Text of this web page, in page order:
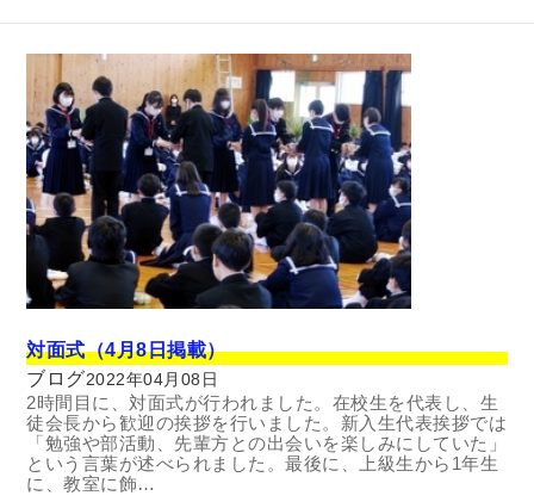
対面式（4月8日掲載）
ブログ2022年04月08日
2時間目に、対面式が行われました。在校生を代表し、生
徒会長から歓迎の挨拶を行いました。新入生代表挨拶では
「勉強や部活動、先輩方との出会いを楽しみにしていた」
という言葉が述べられました。最後に、上級生から1年生
に、教室に飾…